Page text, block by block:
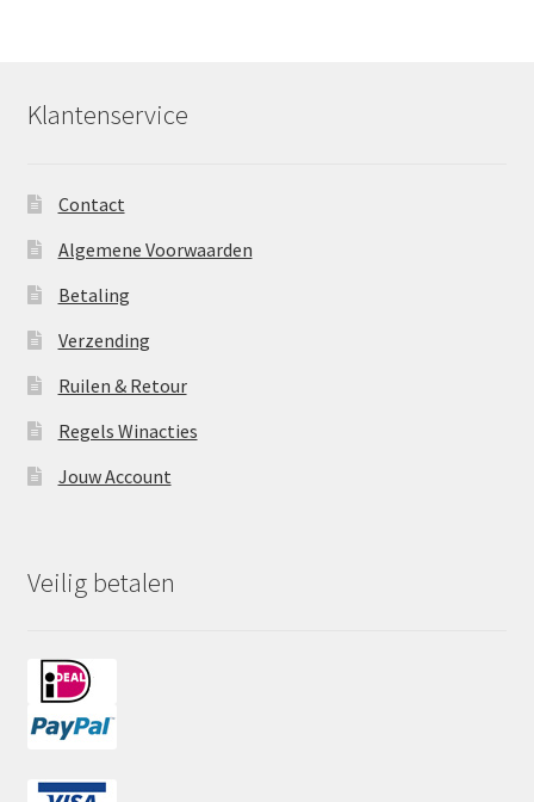
Klantenservice
Contact
Algemene Voorwaarden
Betaling
Verzending
Ruilen & Retour
Regels Winacties
Jouw Account
Veilig betalen